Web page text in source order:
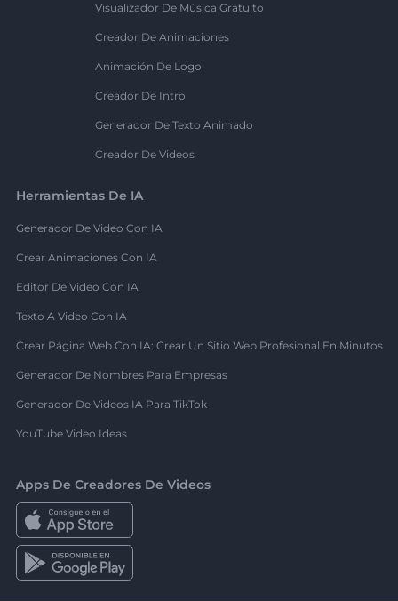
Visualizador De Música Gratuito
Creador De Animaciones
Animación De Logo
Creador De Intro
Generador De Texto Animado
Creador De Videos
Herramientas De IA
Generador De Video Con IA
Crear Animaciones Con IA
Editor De Video Con IA
Texto A Video Con IA
Crear Página Web Con IA: Crear Un Sitio Web Profesional En Minutos
Generador De Nombres Para Empresas
Generador De Videos IA Para TikTok
YouTube Video Ideas
Apps De Creadores De Videos